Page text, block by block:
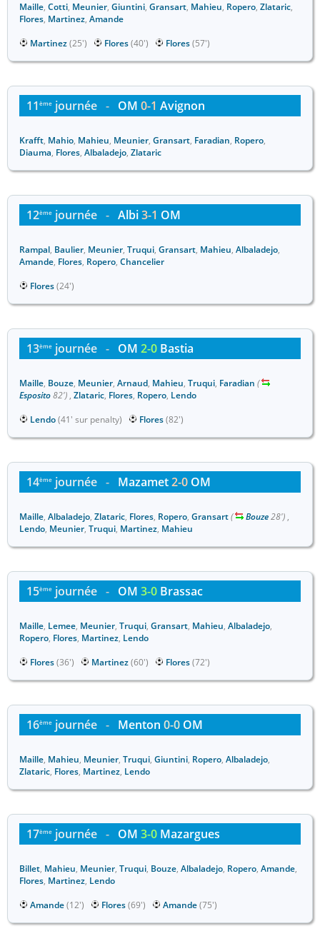
Maille, Cotti, Meunier, Giuntini, Gransart, Mahieu, Ropero, Zlataric,
Flores, Martinez, Amande
Martinez(25') Flores(40') Flores(57')
11 ème journée - OM 0-1 Avignon
Krafft, Mahio, Mahieu, Meunier, Gransart, Faradian, Ropero,
Diauma, Flores, Albaladejo, Zlataric
12ème journée - Albi3-1 OM
Rampal, Baulier, Meunier, Truqui, Gransart, Mahieu, Albaladejo,
Amande, Flores, Ropero, Chancelier
Flores(24')
13ème journée - OM 2-0 Bastia
Maille, Bouze, Meunier, Arnaud, Mahieu, Truqui, Faradian (
Esposito82') , Zlataric, Flores, Ropero, Lendo
Lendo(41' sur penalty) Flores(82')
14ème journée - Mazamet2-0 OM
Maille, Albaladejo, Zlataric, Flores, Ropero, Gransart( Bouze28') ,
Lendo, Meunier, Truqui, Martinez, Mahieu
15ème journée - OM 3-0 Brassac
Maille, Lemee, Meunier, Truqui, Gransart, Mahieu, Albaladejo,
Ropero, Flores, Martinez, Lendo
Flores(36') Martinez(60') Flores(72')
16ème journée - Menton 0-0 OM
Maille, Mahieu, Meunier, Truqui, Giuntini, Ropero, Albaladejo,
Zlataric, Flores, Martinez, Lendo
17ème journée - OM 3-0 Mazargues
Billet, Mahieu, Meunier, Truqui, Bouze, Albaladejo, Ropero, Amande,
Flores, Martinez, Lendo
Amande(12') Flores(69') Amande(75')